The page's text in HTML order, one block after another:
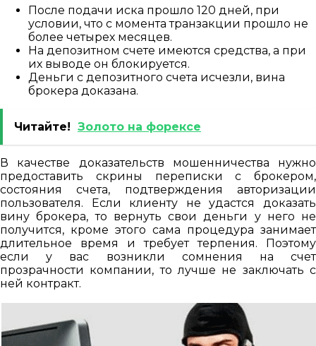
После подачи иска прошло 120 дней, при
условии, что с момента транзакции прошло не
более четырех месяцев.
На депозитном счете имеются средства, а при
их выводе он блокируется.
Деньги с депозитного счета исчезли, вина
брокера доказана.
Читайте! Золото на форексе
В качестве доказательств мошенничества нужно
предоставить скрины переписки с брокером,
состояния счета, подтверждения авторизации
пользователя. Если клиенту не удастся доказать
вину брокера, то вернуть свои деньги у него не
получится, кроме этого сама процедура занимает
длительное время и требует терпения. Поэтому
если у вас возникли сомнения на счет
прозрачности компании, то лучше не заключать с
ней контракт.